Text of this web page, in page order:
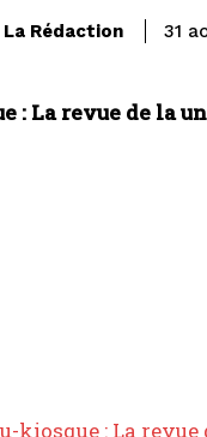
La Rédaction 31
: La revue de la
kiosque : La revue